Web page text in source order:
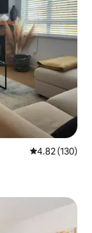
レビュー130
4.82 (130)